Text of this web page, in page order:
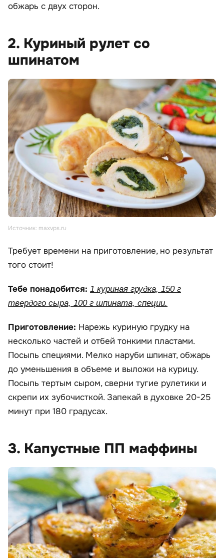
обжарь с двух сторон.
2. Куриный рулет со
шпинатом
Источник: maxvps.ru
Требует времени на приготовление, но результат
того стоит!
Тебе понадобится: 1 куриная грудка, 150 г
твердого сыра, 100 г шпината, специи.
Приготовление: Нарежь куриную грудку на
несколько частей и отбей тонкими пластами.
Посыпь специями. Мелко наруби шпинат, обжарь
до уменьшения в объеме и выложи на курицу.
Посыпь тертым сыром, сверни тугие рулетики и
скрепи их зубочисткой. Запекай в духовке 20-25
минут при 180 градусах.
3. Капустные ПП маффины